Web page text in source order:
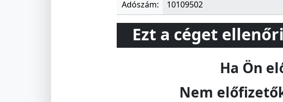
Adószám:
10109502
Ezt a céget
Ha Ön
Nem